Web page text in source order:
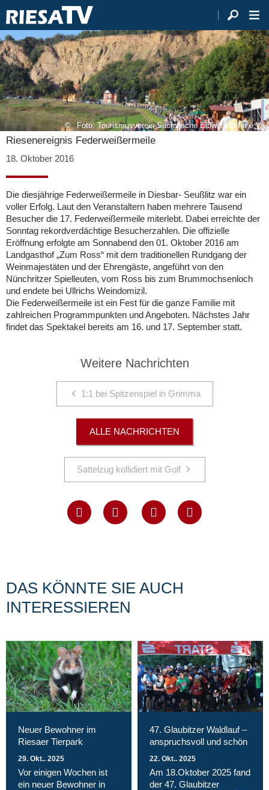
Foto: Tourismusverein Sächsische Elbweindörfer e.V.
Riesenereignis Federweißermeile
18. Oktober 2016
Die diesjährige Federweißermeile in Diesbar- Seußlitz war ein
voller Erfolg. Laut den Veranstaltern haben mehrere Tausend
Besucher die 17. Federweißermeile miterlebt. Dabei erreichte der
Sonntag rekordverdächtige Besucherzahlen. Die offizielle
Eröffnung erfolgte am Sonnabend den 01. Oktober 2016 am
Landgasthof „Zum Ross“ mit dem traditionellen Rundgang der
Weinmajestäten und der Ehrengäste, angeführt von den
Nünchritzer Spielleuten, vom Ross bis zum Brummochsenloch
und endete bei Ullrichs Weindomizil.
Die Federweißermeile ist ein Fest für die ganze Familie mit
zahlreichen Programmpunkten und Angeboten. Nächstes Jahr
findet das Spektakel bereits am 16. und 17. September statt.
Weitere Nachrichten
1:1 bei Spitzenspiel in Grimma
ALLE NACHRICHTEN
Sattelzug kollidiert mit Golf
DAS KÖNNTE SIE AUCH
INTERESSIEREN
Neuer Bewohner im
Riesaer Tierpark
29. Okt.. 2025
Vor einigen Wochen ist
ein neuer Bewohner in
47. Glaubitzer Waldlauf –
anspruchsvoll und schön
22. Okt.. 2025
Am 18.Oktober 2025 fand
der 47. Glaubitzer